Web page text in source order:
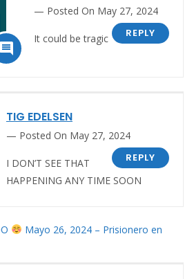

Posted On May 27, 2024
REPLY
It could be tragic
TIG EDELSEN
Posted On May 27, 2024
REPLY
I DON’T SEE THAT
HAPPENING ANY TIME SOON
Mayo 26, 2024 – Prisionero en